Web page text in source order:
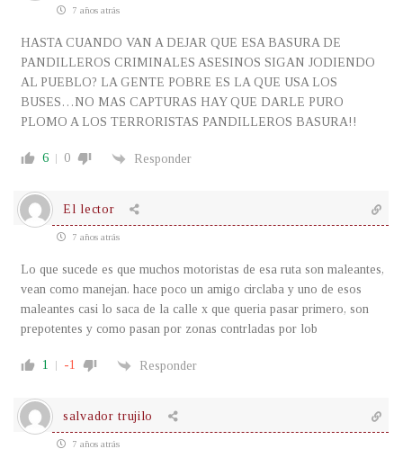
7 años atrás
HASTA CUANDO VAN A DEJAR QUE ESA BASURA DE
PANDILLEROS CRIMINALES ASESINOS SIGAN JODIENDO
AL PUEBLO? LA GENTE POBRE ES LA QUE USA LOS
BUSES…NO MAS CAPTURAS HAY QUE DARLE PURO
PLOMO A LOS TERRORISTAS PANDILLEROS BASURA!!
6 0 Responder
El lector
7 años atrás
Lo que sucede es que muchos motoristas de esa ruta son maleantes,
vean como manejan. hace poco un amigo circlaba y uno de esos
maleantes casi lo saca de la calle x que queria pasar primero, son
prepotentes y como pasan por zonas contrladas por lob
1 -1 Responder
salvador trujilo
7 años atrás